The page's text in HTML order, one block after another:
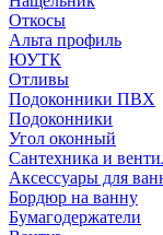
Откосы
Альта профиль
ЮУТК
Отливы
Подоконники ПВХ
Подоконники
Угол оконный
Сантехника и
Аксессуары для
Бордюр на ванну
Бумагодержатели